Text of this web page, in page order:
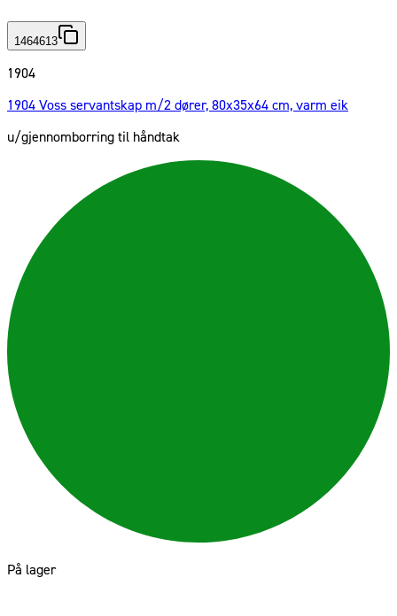
1464613
1904
1904 Voss servantskap m/2 dører, 80x35x64 cm, varm eik
u/gjennomborring til håndtak
På lager